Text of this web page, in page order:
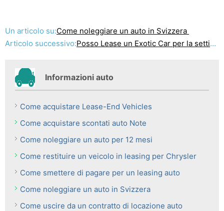
Un articolo su:Come noleggiare un auto in Svizzera
Articolo successivo:Posso Lease un Exotic Car per la settimana in Australia ?
Informazioni auto
Come acquistare Lease-End Vehicles
Come acquistare scontati auto Note
Come noleggiare un auto per 12 mesi
Come restituire un veicolo in leasing per Chrysler
Come smettere di pagare per un leasing auto
Come noleggiare un auto in Svizzera
Come uscire da un contratto di locazione auto